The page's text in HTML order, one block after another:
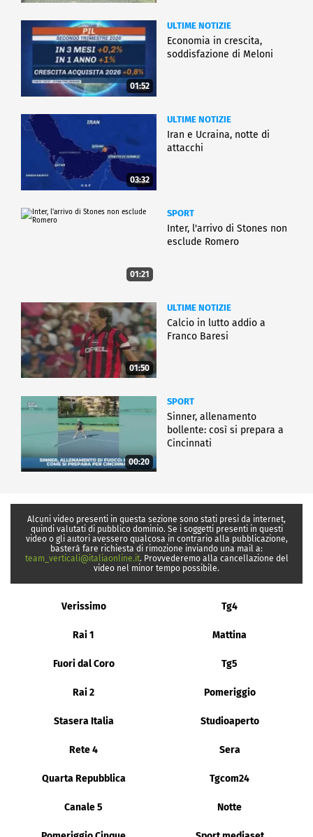
01:52
ULTIME NOTIZIE
Economia in crescita,
soddisfazione di Meloni
03:32
ULTIME NOTIZIE
Iran e Ucraina, notte di
attacchi
01:21
SPORT
Inter, l'arrivo di Stones non
esclude Romero
01:50
ULTIME NOTIZIE
Calcio in lutto addio a
Franco Baresi
00:20
SPORT
Sinner, allenamento
bollente: così si prepara a
Cincinnati
Alcuni video presenti in questa sezione sono stati presi da internet,
quindi valutati di pubblico dominio. Se i soggetti presenti in questi
video o gli autori avessero qualcosa in contrario alla pubblicazione,
basterà fare richiesta di rimozione inviando una mail a:
team_verticali@italiaonline.it. Provvederemo alla cancellazione del
video nel minor tempo possibile.
Verissimo Tg4
Rai 1 Mattina
Fuori dal Coro Tg5
Rai 2 Pomeriggio
Stasera Italia Studioaperto
Rete 4 Sera
Quarta Repubblica Tgcom24
Canale 5 Notte